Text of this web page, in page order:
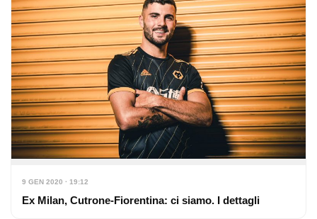
9 GEN 2020 · 19:12
Ex Milan, Cutrone-Fiorentina: ci siamo. I dettagli